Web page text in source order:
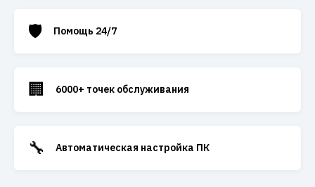
🛡️ Помощь 24/7
🏢 6000+ точек обслуживания
🔧 Автоматическая настройка ПК